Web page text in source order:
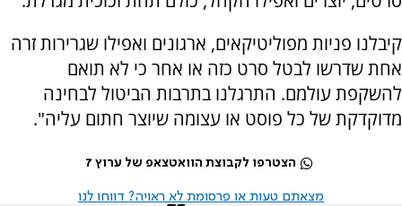
קיבלנו פניות מפוליטיקאים, ארגונים ואפילו שגרירות זרה
אחת שדרשו לבטל סרט כזה או אחר כי לא תואם
להשקפת עולמם. התרגלנו בתרבות הביטול לבחינה
מדוקדקת של כל פוסט או עצומה שיוצר חתום עליה".
הצטרפו לקבוצת הוואטצאפ של ערוץ 7
מצאתם טעות או פרסומת לא ראויה? דווחו לנו